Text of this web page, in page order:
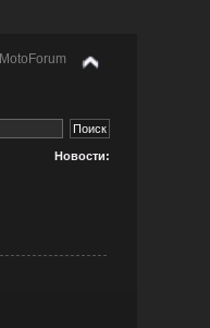
MotoForum
Новости: